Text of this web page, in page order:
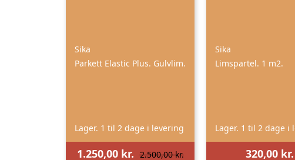
Sika
Parkett Elastic Plus. Gulvlim.
Lager. 1 til 2 dage i levering
1.250,00 kr. 2.500,00 kr.
Sika
Limspartel. 1 m2.
Lager. 1 til 2 dage i
320,00 kr.